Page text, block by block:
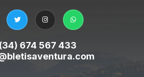
(34) 674 567 433